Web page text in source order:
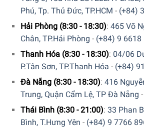
Máy Sấy Quần Áo Heat Pump Miele
Kết nối thông minh với Miele@home
Với hệ thống Miele@home, bạn có thể
tiềm năng của các thiết bị Miele và
hàng ngày của bạn trở nên thông
áo Miele TCC570WP EcoSpeed có
cách thuận tiện và an toàn. Thao tác
qua điều khiển bằng giọng nói hay
Phú, Tp. Thủ Đức, TP.HCM - (+84)
Hải Phòng (8:30 - 18:30): 465 Võ
Chân, TP.Hải Phòng - (+84) 9 6618
Thanh Hóa (8:30 - 18:30): 04/06
P.Tân Sơn, TP.Thanh Hóa - (+84)
Đà Nẵng (8:30 - 18:30): 416
Trung, Quận Cẩm Lệ, TP Đà Nẵng -
Thái Bình (8:30 - 21:00): 33 Phan
Bình, T.Hưng Yên - (+84) 9 7766